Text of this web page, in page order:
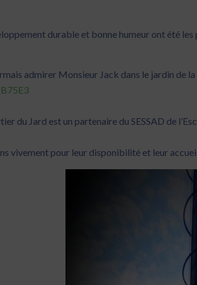
durable et bonne humeur ont été
admirer Monsieur Jack dans le jardin de
du Jard est un partenaire du SESSAD de
vivement pour leur disponibilité et leur